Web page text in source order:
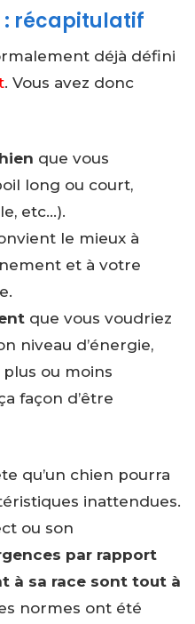
: récapitulatif
déjà défini
. Vous avez donc
que vous
long ou court,
etc…).
le mieux à
et à votre
que vous voudriez
niveau d’énergie,
ou moins
façon d’être
qu’un chien pourra
inattendues.
ou son
par rapport
à sa race sont tout à
normes ont été